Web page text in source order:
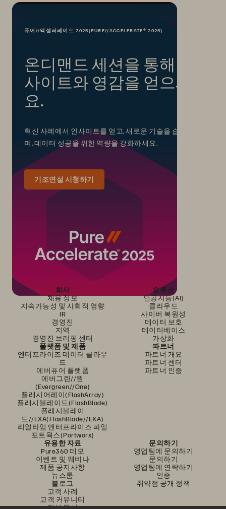
퓨어//액셀러레이트 2025(PURE//ACCELERATE® 2025)
온디맨드 세션을 통해 인
사이트와 영감을 얻으세
요.
혁신 사례에서 인사이트를 얻고, 새로운 기술을 습득하
며, 데이터 성공을 위한 역량을 강화하세요.
기조연설 시청하기
회사
채용 정보
지속가능성 및 사회적 영향
IR
경영진
지역
경영진 브리핑 센터
솔루션
인공지능(AI)
클라우드
사이버 복원성
데이터 보호
데이터베이스
가상화
플랫폼 및 제품
엔터프라이즈 데이터 클라우
드
에버퓨어 플랫폼
에버그린//원
(Evergreen//One)
플래시어레이(FlashArray)
플래시블레이드(FlashBlade)
플래시블레이
드//EXA(FlashBlade//EXA)
리얼타임 엔터프라이즈 파일
포트웍스(Portworx)
파트너
파트너 개요
파트너 센터
파트너 인증
유용한 자료
Pure360 데모
이벤트 및 웨비나
제품 공지사항
뉴스룸
블로그
고객 사례
고객 커뮤니티
지식 문서
문의하기
영업팀에 문의하기
문의하기
영업팀에 연락하기
인증
취약점 공개 정책